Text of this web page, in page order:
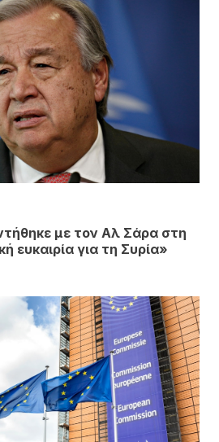
με τον Αλ Σάρα στη
ευκαιρία για τη Συρία»